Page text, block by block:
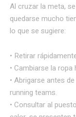
Al cruzar la meta,
quedarse mucho
lo que se sugiere:
• Retirar
• Cambiarse la
• Abrigarse antes
running teams.
• Consultar al